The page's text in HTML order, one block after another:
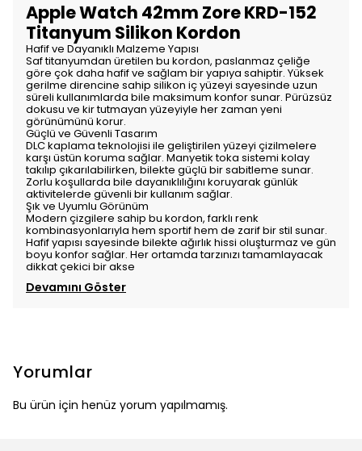
Apple Watch 42mm Zore KRD-152
Titanyum Silikon Kordon
Hafif ve Dayanıklı Malzeme Yapısı
Saf titanyumdan üretilen bu kordon, paslanmaz çeliğe
göre çok daha hafif ve sağlam bir yapıya sahiptir. Yüksek
gerilme direncine sahip silikon iç yüzeyi sayesinde uzun
süreli kullanımlarda bile maksimum konfor sunar. Pürüzsüz
dokusu ve kir tutmayan yüzeyiyle her zaman yeni
görünümünü korur.
Güçlü ve Güvenli Tasarım
DLC kaplama teknolojisi ile geliştirilen yüzeyi çizilmelere
karşı üstün koruma sağlar. Manyetik toka sistemi kolay
takılıp çıkarılabilirken, bilekte güçlü bir sabitleme sunar.
Zorlu koşullarda bile dayanıklılığını koruyarak günlük
aktivitelerde güvenli bir kullanım sağlar.
Şık ve Uyumlu Görünüm
Modern çizgilere sahip bu kordon, farklı renk
kombinasyonlarıyla hem sportif hem de zarif bir stil sunar.
Hafif yapısı sayesinde bilekte ağırlık hissi oluşturmaz ve gün
boyu konfor sağlar. Her ortamda tarzınızı tamamlayacak
dikkat çekici bir akse
Devamını Göster
Yorumlar
Bu ürün için henüz yorum yapılmamış.